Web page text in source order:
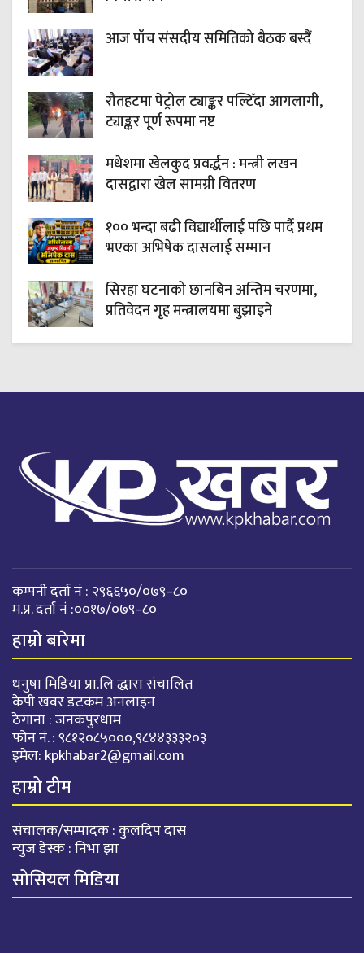
आज पाँच संसदीय समितिको बैठक बस्दैं
रौतहटमा पेट्रोल ट्याङ्कर पल्टिँदा आगलागी,
ट्याङ्कर पूर्ण रूपमा नष्ट
मधेशमा खेलकुद प्रवर्द्धन : मन्त्री लखन
दासद्वारा खेल सामग्री वितरण
१०० भन्दा बढी विद्यार्थीलाई पछि पार्दै प्रथम
भएका अभिषेक दासलाई सम्मान
सिरहा घटनाको छानबिन अन्तिम चरणमा,
प्रतिवेदन गृह मन्त्रालयमा बुझाइने
कम्पनी दर्ता नं : २९६६५०/०७९–८०
म.प्र. दर्ता नं :००१७/०७९–८०
हाम्रो बारेमा
धनुषा मिडिया प्रा.लि द्धारा संचालित
केपी खवर डटकम अनलाइन
ठेगाना : जनकपुरधाम
फोन नं. : ९८१२०८५०००,९८४४३३३२०३
इमेल: kpkhabar2@gmail.com
हाम्रो टीम
संचालक/सम्पादक : कुलदिप दास
न्युज डेस्क : निभा झा
सोसियल मिडिया